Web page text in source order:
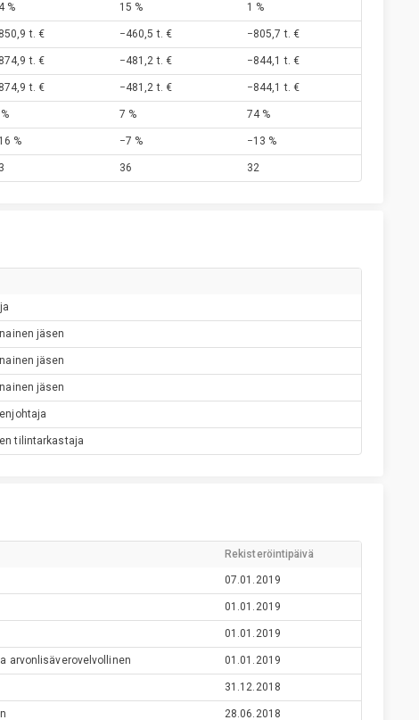
% 15 % 1 %
t. € −460,5 t. € −805,7 t. €
t. € −481,2 t. € −844,1 t. €
t. € −481,2 t. € −844,1 t. €
7 % 74 %
% −7 % −13 %
36 32
jäsen
jäsen
jäsen
tilintarkastaja
Rekisteröintipäivä
07.01.2019
01.01.2019
01.01.2019
arvonlisäverovelvollinen 01.01.2019
31.12.2018
28.06.2018